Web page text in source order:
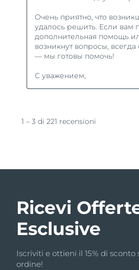
Ricevi
Esclusive
Iscriviti e ottieni il 15% di
ordine!